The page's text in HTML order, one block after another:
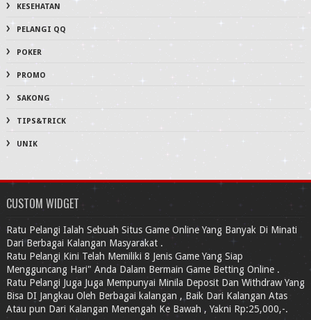
KESEHATAN
PELANGI QQ
POKER
PROMO
SAKONG
TIPS&TRICK
UNIK
CUSTOM WIDGET
Ratu Pelangi Ialah Sebuah Situs Game Online Yang Banyak Di Minati
Dari Berbagai Kalangan Masyarakat .
Ratu Pelangi Kini Telah Memiliki 8 Jenis Game Yang Siap
Mengguncang Hari" Anda Dalam Bermain Game Betting Online .
Ratu Pelangi Juga Juga Mempunyai Minila Deposit Dan Withdraw Yang
Bisa DI Jangkau Oleh Berbagai kalangan , Baik Dari Kalangan Atas
Atau pun Dari Kalangan Menengah Ke Bawah , Yakni Rp:25,000,-.